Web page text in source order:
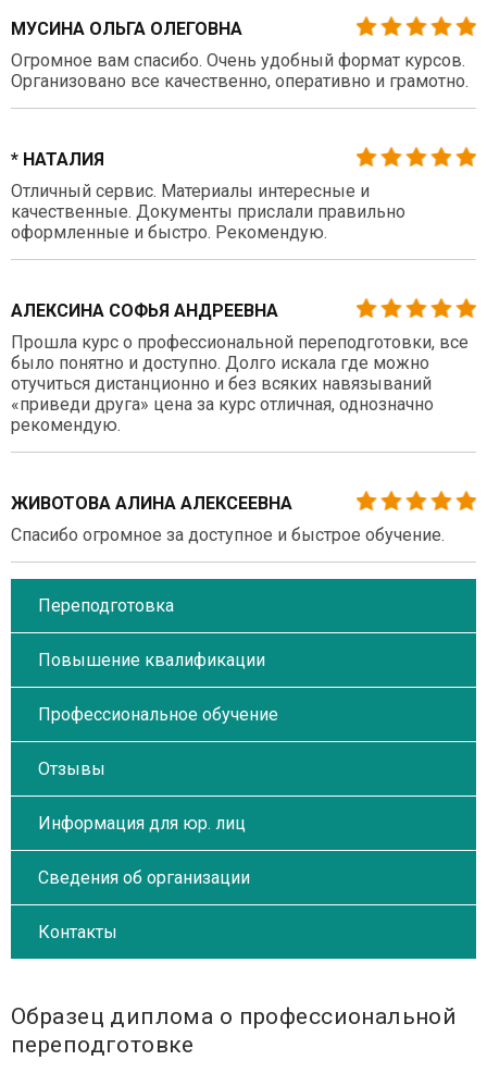
МУСИНА ОЛЬГА ОЛЕГОВНА
Огромное вам спасибо. Очень удобный формат курсов.
Организовано все качественно, оперативно и грамотно.
* НАТАЛИЯ
Отличный сервис. Материалы интересные и
качественные. Документы прислали правильно
оформленные и быстро. Рекомендую.
АЛЕКСИНА СОФЬЯ АНДРЕЕВНА
Прошла курс о профессиональной переподготовки, все
было понятно и доступно. Долго искала где можно
отучиться дистанционно и без всяких навязываний
«приведи друга» цена за курс отличная, однозначно
рекомендую.
ЖИВОТОВА АЛИНА АЛЕКСЕЕВНА
Спасибо огромное за доступное и быстрое обучение.
Переподготовка
Повышение квалификации
Профессиональное обучение
Отзывы
Информация для юр. лиц
Сведения об организации
Контакты
Образец диплома о профессиональной
переподготовке